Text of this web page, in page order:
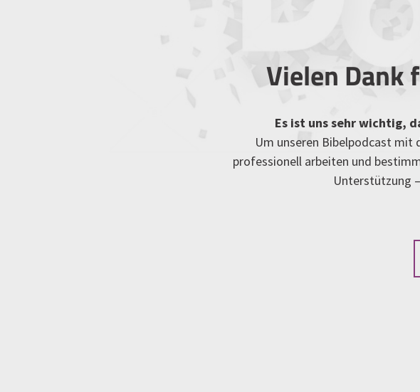
Vielen Dank
Es ist uns sehr wichtig,
Um unseren Bibelpodcast mit
professionell arbeiten und
Unterstützung